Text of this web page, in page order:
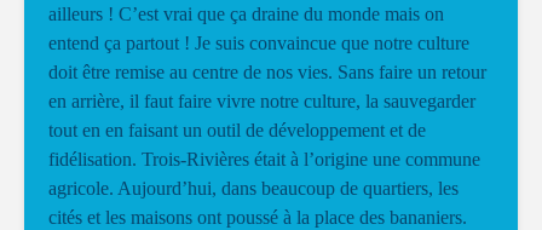
ailleurs ! C’est vrai que ça draine du monde mais on
entend ça partout ! Je suis convaincue que notre culture
doit être remise au centre de nos vies. Sans faire un retour
en arrière, il faut faire vivre notre culture, la sauvegarder
tout en en faisant un outil de développement et de
fidélisation. Trois-Rivières était à l’origine une commune
agricole. Aujourd’hui, dans beaucoup de quartiers, les
cités et les maisons ont poussé à la place des bananiers.